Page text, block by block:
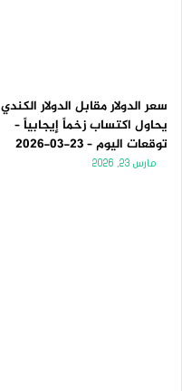
سعر الدولار مقابل الدولار الكندي
يحاول اكتساب زخماً إيجابياً –
توقعات اليوم – 23-03-2026
مارس 23, 2026